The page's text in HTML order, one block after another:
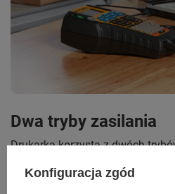
Dwa tryby zasilania
Drukarka korzysta z dwóch
jonowego(dołączony do
Konfiguracja zgód